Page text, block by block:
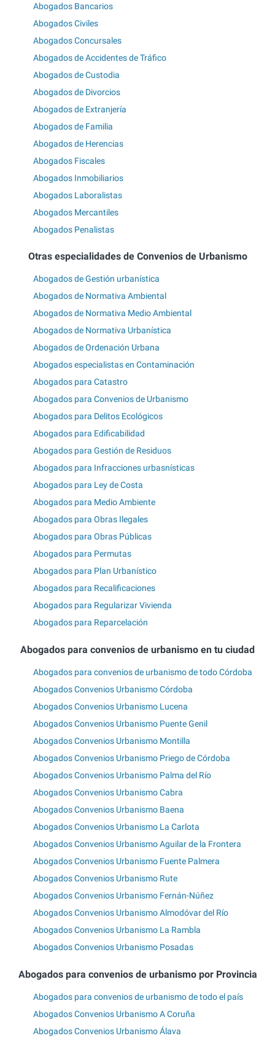
Abogados Bancarios
Abogados Civiles
Abogados Concursales
Abogados de Accidentes de Tráfico
Abogados de Custodia
Abogados de Divorcios
Abogados de Extranjería
Abogados de Familia
Abogados de Herencias
Abogados Fiscales
Abogados Inmobiliarios
Abogados Laboralistas
Abogados Mercantiles
Abogados Penalistas
Otras especialidades de Convenios de Urbanismo
Abogados de Gestión urbanística
Abogados de Normativa Ambiental
Abogados de Normativa Medio Ambiental
Abogados de Normativa Urbanística
Abogados de Ordenación Urbana
Abogados especialistas en Contaminación
Abogados para Catastro
Abogados para Convenios de Urbanismo
Abogados para Delitos Ecológicos
Abogados para Edificabilidad
Abogados para Gestión de Residuos
Abogados para Infracciones urbasnísticas
Abogados para Ley de Costa
Abogados para Medio Ambiente
Abogados para Obras Ilegales
Abogados para Obras Públicas
Abogados para Permutas
Abogados para Plan Urbanístico
Abogados para Recalificaciones
Abogados para Regularizar Vivienda
Abogados para Reparcelación
Abogados para convenios de urbanismo en tu ciudad
Abogados para convenios de urbanismo de todo Córdoba
Abogados Convenios Urbanismo Córdoba
Abogados Convenios Urbanismo Lucena
Abogados Convenios Urbanismo Puente Genil
Abogados Convenios Urbanismo Montilla
Abogados Convenios Urbanismo Priego de Córdoba
Abogados Convenios Urbanismo Palma del Río
Abogados Convenios Urbanismo Cabra
Abogados Convenios Urbanismo Baena
Abogados Convenios Urbanismo La Carlota
Abogados Convenios Urbanismo Aguilar de la Frontera
Abogados Convenios Urbanismo Fuente Palmera
Abogados Convenios Urbanismo Rute
Abogados Convenios Urbanismo Fernán-Núñez
Abogados Convenios Urbanismo Almodóvar del Río
Abogados Convenios Urbanismo La Rambla
Abogados Convenios Urbanismo Posadas
Abogados para convenios de urbanismo por Provincia
Abogados para convenios de urbanismo de todo el país
Abogados Convenios Urbanismo A Coruña
Abogados Convenios Urbanismo Álava